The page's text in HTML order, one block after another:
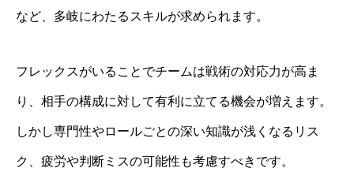
など、多岐にわたるスキルが求められます。
フレックスがいることでチームは戦術の対応力が高ま
り、相手の構成に対して有利に立てる機会が増えます。
しかし専門性やロールごとの深い知識が浅くなるリス
ク、疲労や判断ミスの可能性も考慮すべきです。